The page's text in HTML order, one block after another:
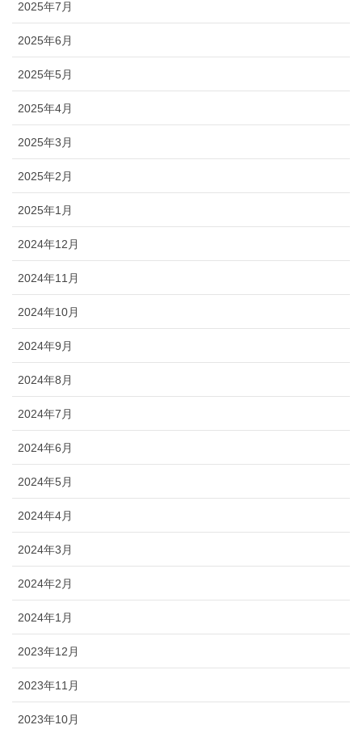
2025年7月
2025年6月
2025年5月
2025年4月
2025年3月
2025年2月
2025年1月
2024年12月
2024年11月
2024年10月
2024年9月
2024年8月
2024年7月
2024年6月
2024年5月
2024年4月
2024年3月
2024年2月
2024年1月
2023年12月
2023年11月
2023年10月